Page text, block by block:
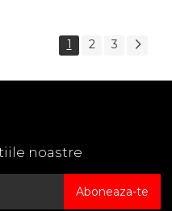
1 2 3
noastre